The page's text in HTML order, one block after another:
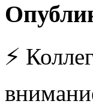
⚡️